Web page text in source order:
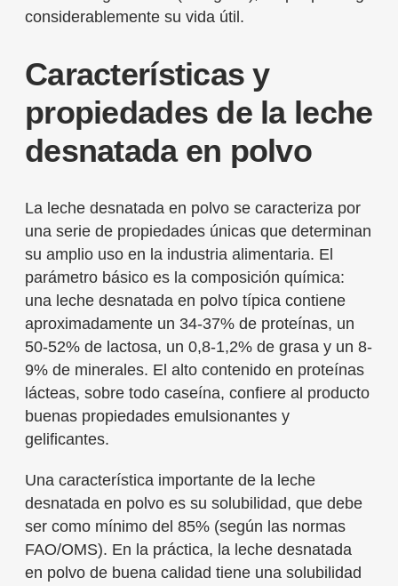
considerablemente su vida útil.
Características y
propiedades de la leche
desnatada en polvo
La leche desnatada en polvo se caracteriza por
una serie de propiedades únicas que determinan
su amplio uso en la industria alimentaria. El
parámetro básico es la composición química:
una leche desnatada en polvo típica contiene
aproximadamente un 34-37% de proteínas, un
50-52% de lactosa, un 0,8-1,2% de grasa y un 8-
9% de minerales. El alto contenido en proteínas
lácteas, sobre todo caseína, confiere al producto
buenas propiedades emulsionantes y
gelificantes.
Una característica importante de la leche
desnatada en polvo es su solubilidad, que debe
ser como mínimo del 85% (según las normas
FAO/OMS). En la práctica, la leche desnatada
en polvo de buena calidad tiene una solubilidad